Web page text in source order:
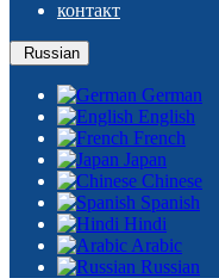
контакт
Russian
German
English
French
Japan
Chinese
Spanish
Hindi
Arabic
Russian